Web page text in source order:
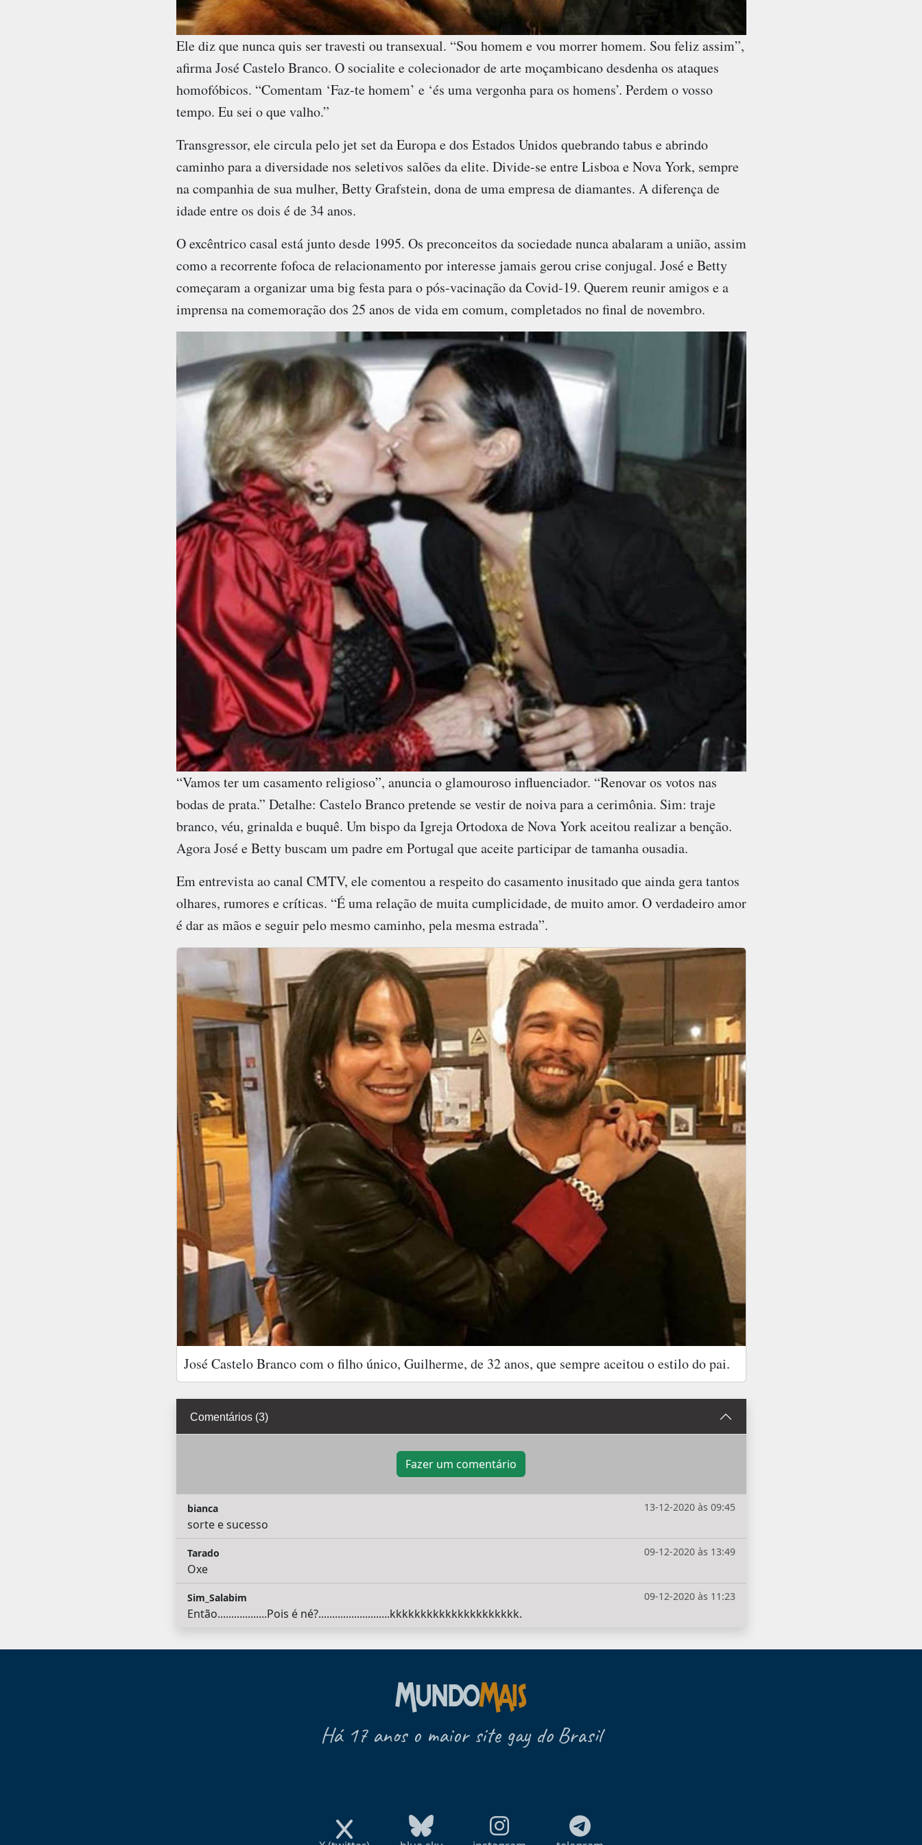
Ele diz que nunca quis ser travesti ou transexual. “Sou homem e vou morrer homem. Sou feliz assim”,
afirma José Castelo Branco. O socialite e colecionador de arte moçambicano desdenha os ataques
homofóbicos. “Comentam ‘Faz-te homem’ e ‘és uma vergonha para os homens’. Perdem o vosso
tempo. Eu sei o que valho.”
Transgressor, ele circula pelo jet set da Europa e dos Estados Unidos quebrando tabus e abrindo
caminho para a diversidade nos seletivos salões da elite. Divide-se entre Lisboa e Nova York, sempre
na companhia de sua mulher, Betty Grafstein, dona de uma empresa de diamantes. A diferença de
idade entre os dois é de 34 anos.
O excêntrico casal está junto desde 1995. Os preconceitos da sociedade nunca abalaram a união, assim
como a recorrente fofoca de relacionamento por interesse jamais gerou crise conjugal. José e Betty
começaram a organizar uma big festa para o pós-vacinação da Covid-19. Querem reunir amigos e a
imprensa na comemoração dos 25 anos de vida em comum, completados no final de novembro.
“Vamos ter um casamento religioso”, anuncia o glamouroso influenciador. “Renovar os votos nas
bodas de prata.” Detalhe: Castelo Branco pretende se vestir de noiva para a cerimônia. Sim: traje
branco, véu, grinalda e buquê. Um bispo da Igreja Ortodoxa de Nova York aceitou realizar a benção.
Agora José e Betty buscam um padre em Portugal que aceite participar de tamanha ousadia.
Em entrevista ao canal CMTV, ele comentou a respeito do casamento inusitado que ainda gera tantos
olhares, rumores e críticas. “É uma relação de muita cumplicidade, de muito amor. O verdadeiro amor
é dar as mãos e seguir pelo mesmo caminho, pela mesma estrada”.
José Castelo Branco com o filho único, Guilherme, de 32 anos, que sempre aceitou o estilo do pai.
Comentários (3)
Fazer um comentário
13-12-2020 às 09:45
bianca
sorte e sucesso
09-12-2020 às 13:49
Tarado
Oxe
09-12-2020 às 11:23
Sim_Salabim
Então..................Pois é né?..........................kkkkkkkkkkkkkkkkkkkkk.
Há 17 anos o maior site gay do Brasil